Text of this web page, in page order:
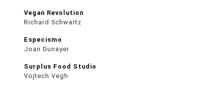
Vegan Revolution
Richard Schwartz
Especismo
Joan Dunayer
Surplus Food Studio
Vojtech Vegh